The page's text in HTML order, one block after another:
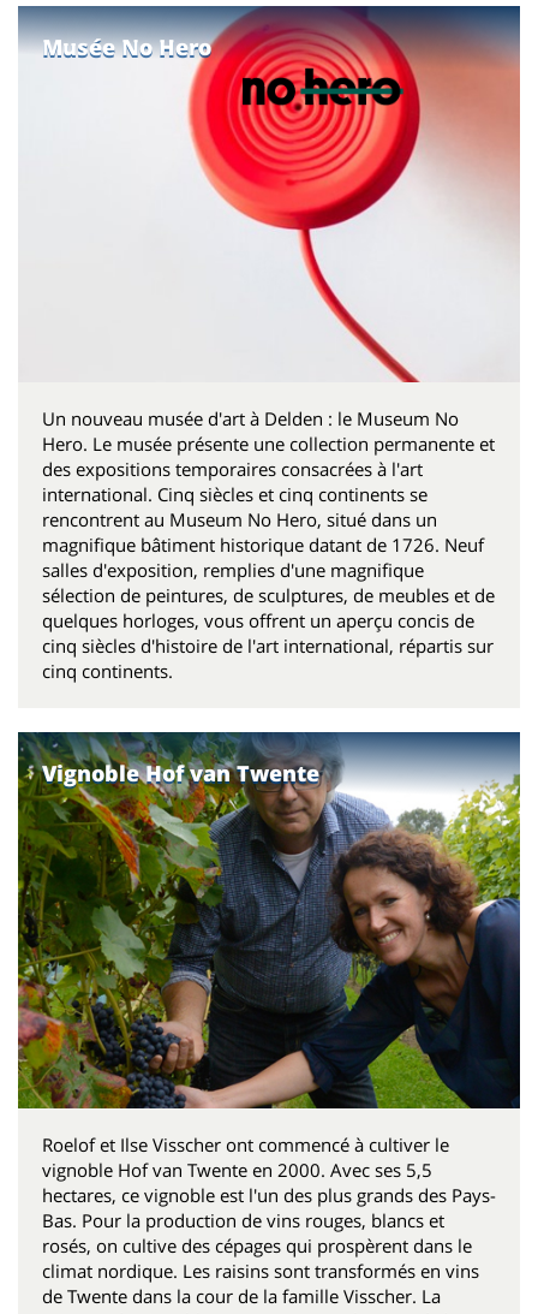
Musée No Hero
Un nouveau musée d'art à Delden : le Museum No
Hero. Le musée présente une collection permanente et
des expositions temporaires consacrées à l'art
international. Cinq siècles et cinq continents se
rencontrent au Museum No Hero, situé dans un
magnifique bâtiment historique datant de 1726. Neuf
salles d'exposition, remplies d'une magnifique
sélection de peintures, de sculptures, de meubles et de
quelques horloges, vous offrent un aperçu concis de
cinq siècles d'histoire de l'art international, répartis sur
cinq continents.
Vignoble Hof van Twente
Roelof et Ilse Visscher ont commencé à cultiver le
vignoble Hof van Twente en 2000. Avec ses 5,5
hectares, ce vignoble est l'un des plus grands des Pays-
Bas. Pour la production de vins rouges, blancs et
rosés, on cultive des cépages qui prospèrent dans le
climat nordique. Les raisins sont transformés en vins
de Twente dans la cour de la famille Visscher. La